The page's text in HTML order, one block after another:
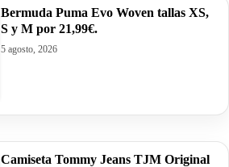
Bermuda Puma Evo Woven tallas XS,
S y M por 21,99€.
5 agosto, 2026
Camiseta Tommy Jeans TJM Original